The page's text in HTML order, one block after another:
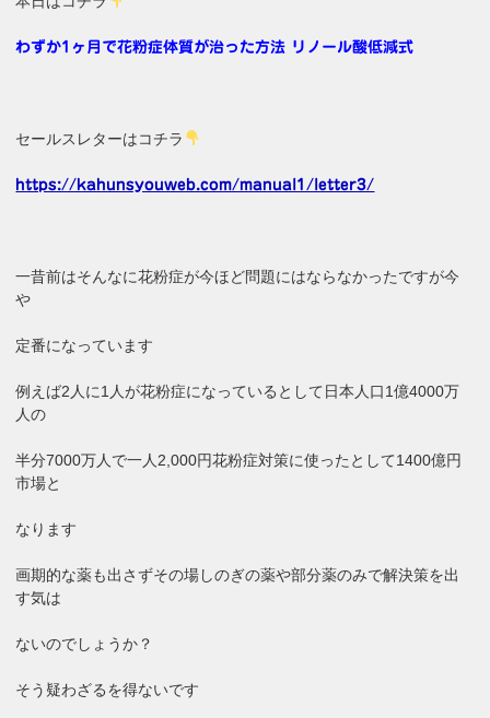
わずか1ヶ月で花粉症体質が治った方法 リノール酸低減式
セールスレターはコチラ
https://kahunsyouweb.com/manual1/letter3/
一昔前はそんなに花粉症が今ほど問題にはならなかったですが今
や
定番になっています
例えば2人に1人が花粉症になっているとして日本人口1億4000万
人の
半分7000万人で一人2,000円花粉症対策に使ったとして1400億円
市場と
なります
画期的な薬も出さずその場しのぎの薬や部分薬のみで解決策を出
す気は
ないのでしょうか？
そう疑わざるを得ないです